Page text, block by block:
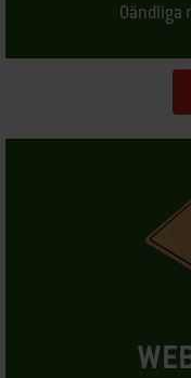
Oändliga